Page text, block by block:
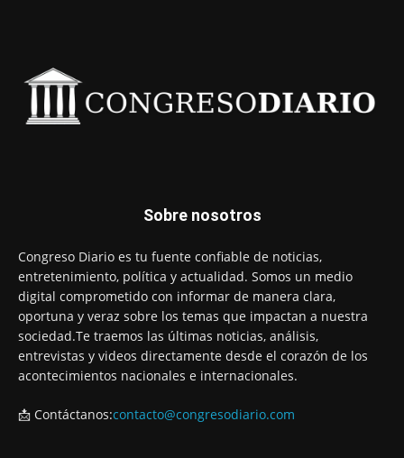
Sobre nosotros
Congreso Diario es tu fuente confiable de noticias,
entretenimiento, política y actualidad. Somos un medio
digital comprometido con informar de manera clara,
oportuna y veraz sobre los temas que impactan a nuestra
sociedad.Te traemos las últimas noticias, análisis,
entrevistas y videos directamente desde el corazón de los
acontecimientos nacionales e internacionales.
📩 Contáctanos:contacto@congresodiario.com